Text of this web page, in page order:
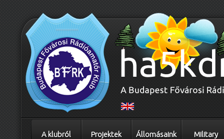
A klubról Projektek Állomásaink Military